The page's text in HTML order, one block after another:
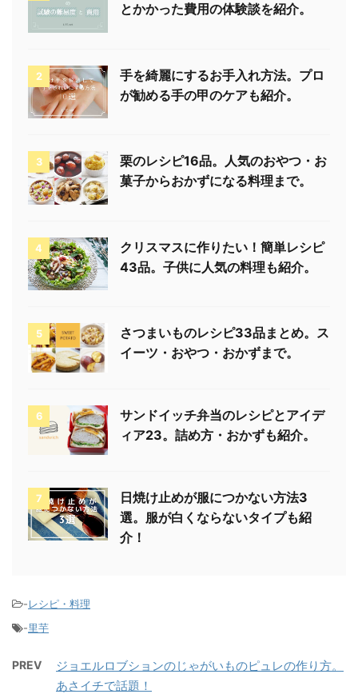
とかかった費用の体験談を紹介。
2
手を綺麗にするお手入れ方法。プロ
が勧める手の甲のケアも紹介。
3
栗のレシピ16品。人気のおやつ・お
菓子からおかずになる料理まで。
4
クリスマスに作りたい！簡単レシピ
43品。子供に人気の料理も紹介。
5
さつまいものレシピ33品まとめ。ス
イーツ・おやつ・おかずまで。
6
サンドイッチ弁当のレシピとアイデ
ィア23。詰め方・おかずも紹介。
7
日焼け止めが服につかない方法3
選。服が白くならないタイプも紹
介！
-レシピ・料理
-里芋
PREV
ジョエルロブションのじゃがいものピュレの作り方。
あさイチで話題！